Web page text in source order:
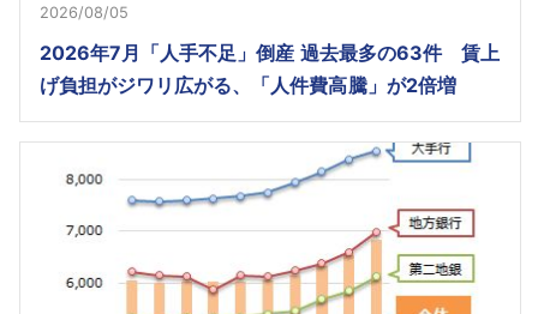
2026/08/05
2026年7月「人手不足」倒産 過去最多の63件 賃上
げ負担がジワリ広がる、「人件費高騰」が2倍増